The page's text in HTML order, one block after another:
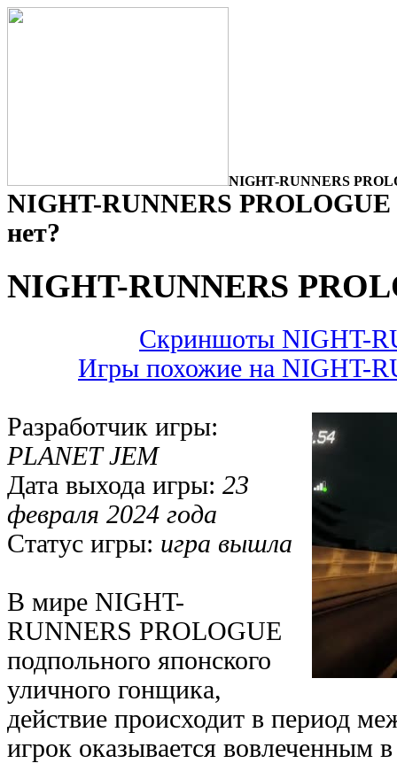
NIGHT-RUNNERS
NIGHT-RUNNERS PROLOGUE
нет?
NIGHT-RUNNERS
Скриншоты NIGHT-
Игры похожие на NIGHT-
Разработчик игры:
PLANET JEM
Дата выхода игры: 23
февраля 2024 года
Статус игры: игра вышла
В мире NIGHT-
RUNNERS PROLOGUE
подпольного японского
уличного гонщика,
действие происходит в период
игрок оказывается вовлеченным